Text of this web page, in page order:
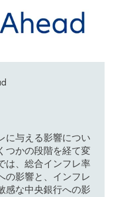
に与える影響につい
つかの段階を経て変
は、総合インフレ率
の影響と、インフレ
感な中央銀行への影